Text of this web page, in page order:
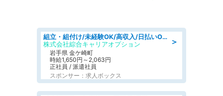
＞
組立・組付け/未経験OK/高収入/日払いOK/交替制/20・30・40代活躍中
株式会社綜合キャリアオプション
岩手県 金ケ崎町
時給1,650円～2,063円
正社員 / 派遣社員
スポンサー：求人ボックス